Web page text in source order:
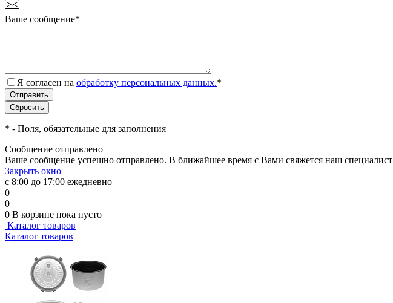
Ваше сообщение*
Я согласен на обработку персональных данных.*
* - Поля, обязательные для заполнения
Сообщение отправлено
Ваше сообщение успешно отправлено. В ближайшее время с Вами свяжется наш специалист
Закрыть окно
с 8:00 до 17:00 ежедневно
0
0
0 В корзине пока пусто
Каталог товаров
Каталог товаров